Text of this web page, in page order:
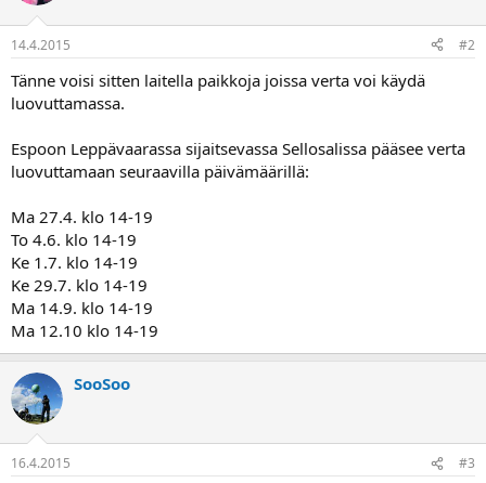
14.4.2015 #2
Tänne voisi sitten laitella paikkoja joissa verta voi käydä
luovuttamassa.
Espoon Leppävaarassa sijaitsevassa Sellosalissa pääsee verta
luovuttamaan seuraavilla päivämäärillä:
Ma 27.4. klo 14-19
To 4.6. klo 14-19
Ke 1.7. klo 14-19
Ke 29.7. klo 14-19
Ma 14.9. klo 14-19
Ma 12.10 klo 14-19
SooSoo
16.4.2015 #3